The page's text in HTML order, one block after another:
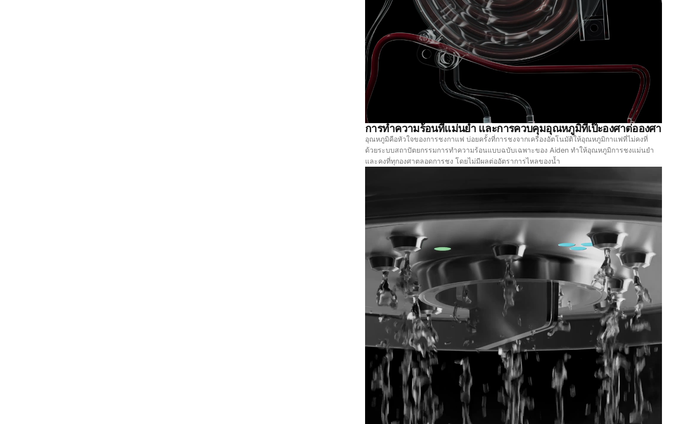
การทำความร้อนที่แม่นยำ และการควบคุมอุณหภูมิที่เป๊ะองศาต่อองศา
อุณหภูมิคือหัวใจของการชงกาแฟ บ่อยครั้งที่การชงจากเครื่องอัตโนมัติให้อุณหภูมิกาแฟที่ไม่คงที่
ด้วยระบบสถาปัตยกรรมการทำความร้อนแบบฉบับเฉพาะของ Aiden ทำให้อุณหภูมิการชงแม่นยำ
และคงที่ทุกองศาตลอดการชง โดยไม่มีผลต่ออัตราการไหลของน้ำ